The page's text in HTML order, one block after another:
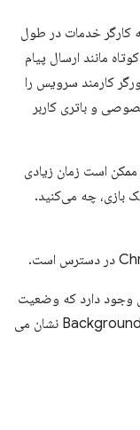
کارگر خدمات در طول
مانند ارسال پیام
کارمند سرویس را
و باتری کاربر
ممکن است زمان زیادی
بازی، چه می‌کنید.
وجود دارد که وضعیت
سنتی چیزها را در مقایسه با استفاده از Background Fetch نشان می